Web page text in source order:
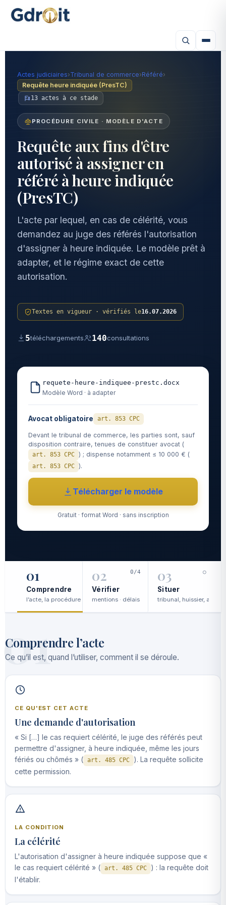
Actes judiciaires›Tribunal de commerce›Référé›
Requête heure indiquée (PresTC)
13 actes à ce stade
PROCÉDURE CIVILE · MODÈLE D'ACTE
Requête aux fins d'être
autorisé à assigner en
référé à heure indiquée
(PresTC)
L'acte par lequel, en cas de célérité, vous
demandez au juge des référés l'autorisation
d'assigner à heure indiquée. Le modèle prêt à
adapter, et le régime exact de cette
autorisation.
Textes en vigueur · vérifiés le16.07.2026
5téléchargements 140consultations
requete-heure-indiquee-prestc.docx
Modèle Word · à adapter
Avocat obligatoire art. 853 CPC
Devant le tribunal de commerce, les parties sont, sauf
disposition contraire, tenues de constituer avocat (
art. 853 CPC ) ; dispense notamment ≤ 10 000 € (
art. 853 CPC ).
Télécharger le modèle
Gratuit · format Word · sans inscription
01
Comprendre
l’acte, la procédure
02
Vérifier
mentions · délais
0/4 03
Situer
tribunal, huissier, avocat
○
01
Comprendre l’acte
Ce qu’il est, quand l’utiliser, comment il se déroule.
CE QU'EST CET ACTE
Une demande d'autorisation
« Si […] le cas requiert célérité, le juge des référés peut
permettre d'assigner, à heure indiquée, même les jours
fériés ou chômés » ( art. 485 CPC
). La requête sollicite
cette permission.
LA CONDITION
La célérité
L'autorisation d'assigner à heure indiquée suppose que «
le cas requiert célérité » ( art. 485 CPC
) : la requête doit
l'établir.